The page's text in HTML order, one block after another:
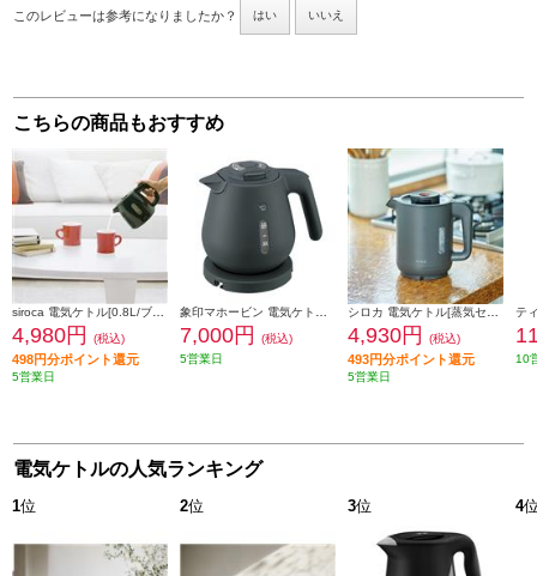
このレビューは参考になりましたか？ はい いいえ
こちらの商品もおすすめ
4,980円 (税込)
498円分ポイント還元
5営業日
7,000円
(税込)
5営業日
4,930円 (税込)
493円分ポイント還元
5営業日
10
電気ケトルの人気ランキング
1位 2位 3位 4